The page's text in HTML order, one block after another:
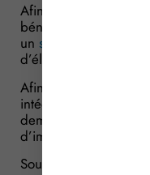
Afin que chacun
bénéficier de cette
un simulateur
d’éligibilité.
Afin de pouvoir
intégrées dans ce
demandeurs sont
d’impôts établi en
Sources :